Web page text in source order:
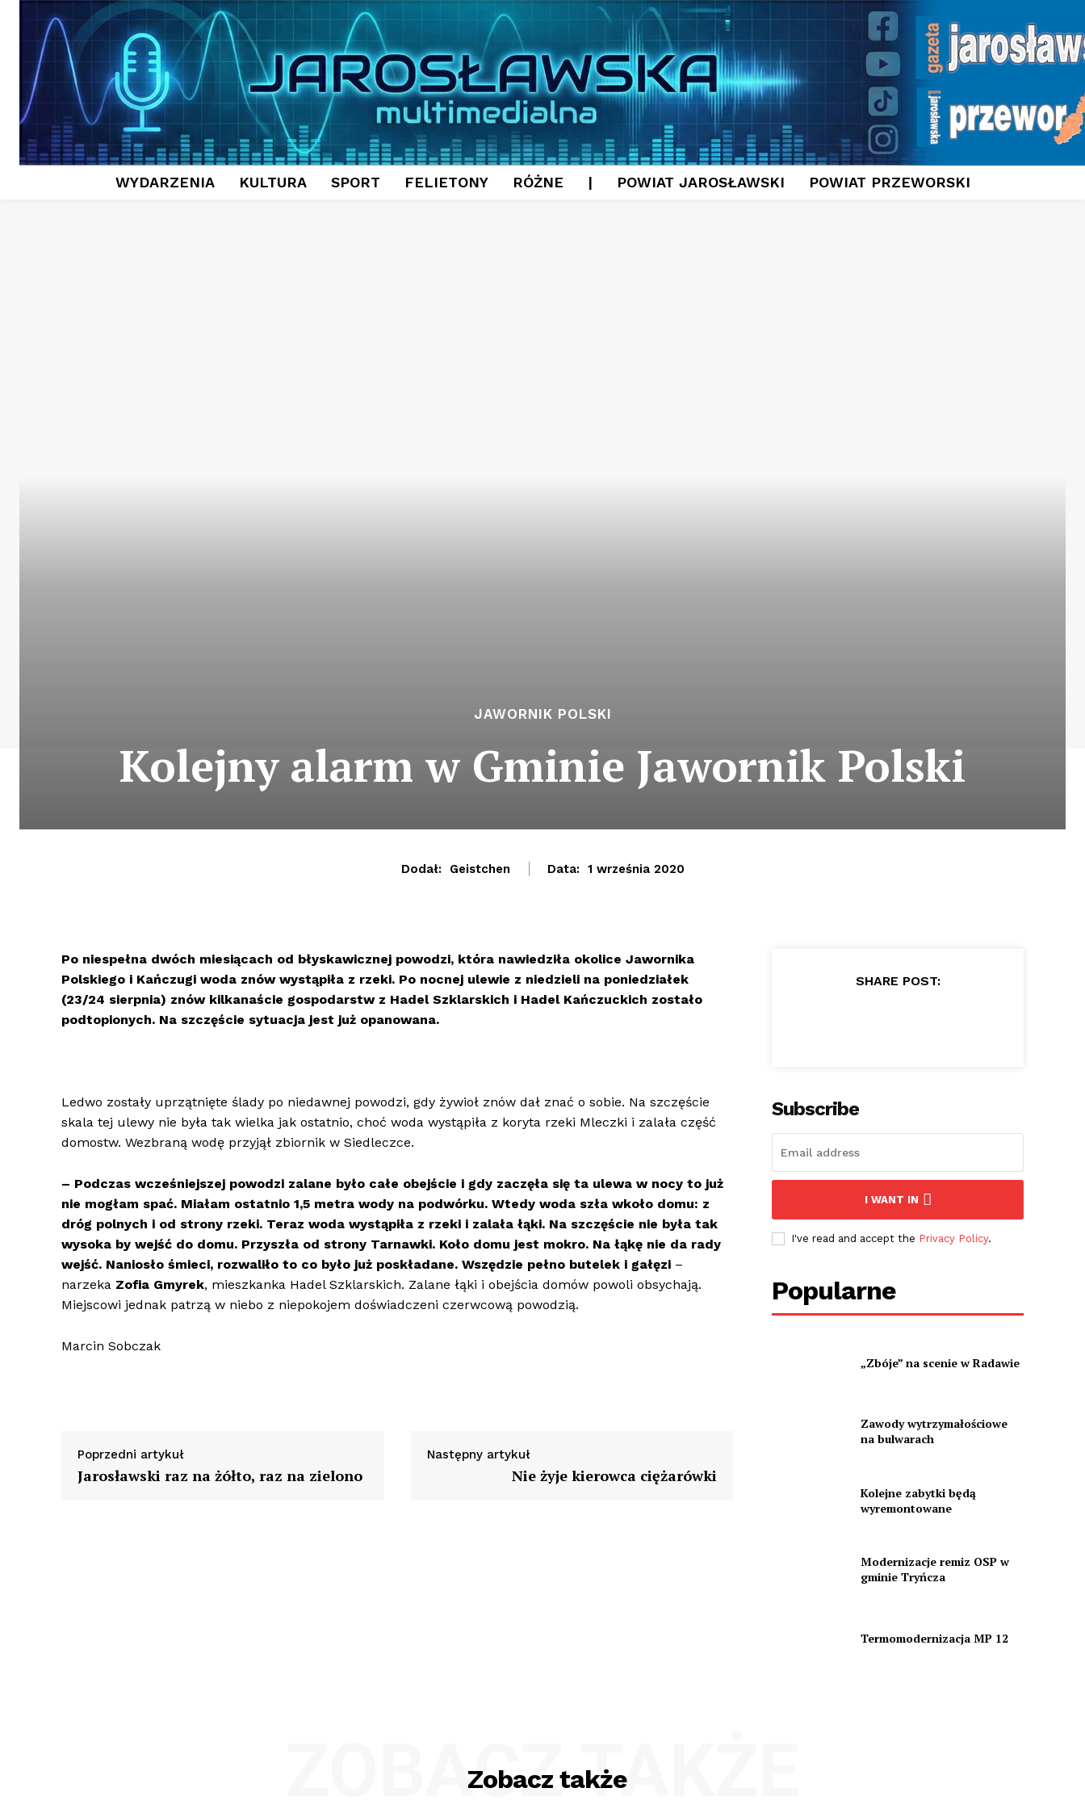
WYDARZENIA KULTURA SPORT FELIETONY RÓŻNE | POWIAT JAROSŁAWSKI POWIAT PRZEWORSKI
JAWORNIK POLSKI
Kolejny alarm w Gminie Jawornik Polski
Dodał: Geistchen Data: 1 września 2020
Po niespełna dwóch miesiącach od błyskawicznej powodzi, która nawiedziła okolice Jawornika
Polskiego i Kańczugi woda znów wystąpiła z rzeki. Po nocnej ulewie z niedzieli na poniedziałek
(23/24 sierpnia) znów kilkanaście gospodarstw z Hadel Szklarskich i Hadel Kańczuckich zostało
podtopionych. Na szczęście sytuacja jest już opanowana.
Ledwo zostały uprzątnięte ślady po niedawnej powodzi, gdy żywioł znów dał znać o sobie. Na szczęście
skala tej ulewy nie była tak wielka jak ostatnio, choć woda wystąpiła z koryta rzeki Mleczki i zalała część
domostw. Wezbraną wodę przyjął zbiornik w Siedleczce.
– Podczas wcześniejszej powodzi zalane było całe obejście i gdy zaczęła się ta ulewa w nocy to już
nie mogłam spać. Miałam ostatnio 1,5 metra wody na podwórku. Wtedy woda szła wkoło domu: z
dróg polnych i od strony rzeki. Teraz woda wystąpiła z rzeki i zalała łąki. Na szczęście nie była tak
wysoka by wejść do domu. Przyszła od strony Tarnawki. Koło domu jest mokro. Na łąkę nie da rady
wejść. Naniosło śmieci, rozwaliło to co było już poskładane. Wszędzie pełno butelek i gałęzi –
narzeka Zofia Gmyrek, mieszkanka Hadel Szklarskich. Zalane łąki i obejścia domów powoli obsychają.
Miejscowi jednak patrzą w niebo z niepokojem doświadczeni czerwcową powodzią.
Marcin Sobczak
Poprzedni artykuł
Jarosławski raz na żółto, raz na zielono
Następny artykuł
Nie żyje kierowca ciężarówki
SHARE POST:
Subscribe
I WANT IN
I've read and accept the Privacy Policy.
Popularne
„Zbóje” na scenie w Radawie
Zawody wytrzymałościowe
na bulwarach
Kolejne zabytki będą
wyremontowane
Modernizacje remiz OSP w
gminie Tryńcza
Termomodernizacja MP 12
Zobacz także
ZOBACZ TAKŻE